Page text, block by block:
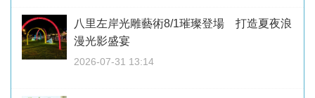
八里左岸光雕藝術8/1璀璨登場 打造夏夜浪
漫光影盛宴
2026-07-31 13:14